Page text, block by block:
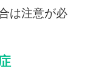
は注意が必